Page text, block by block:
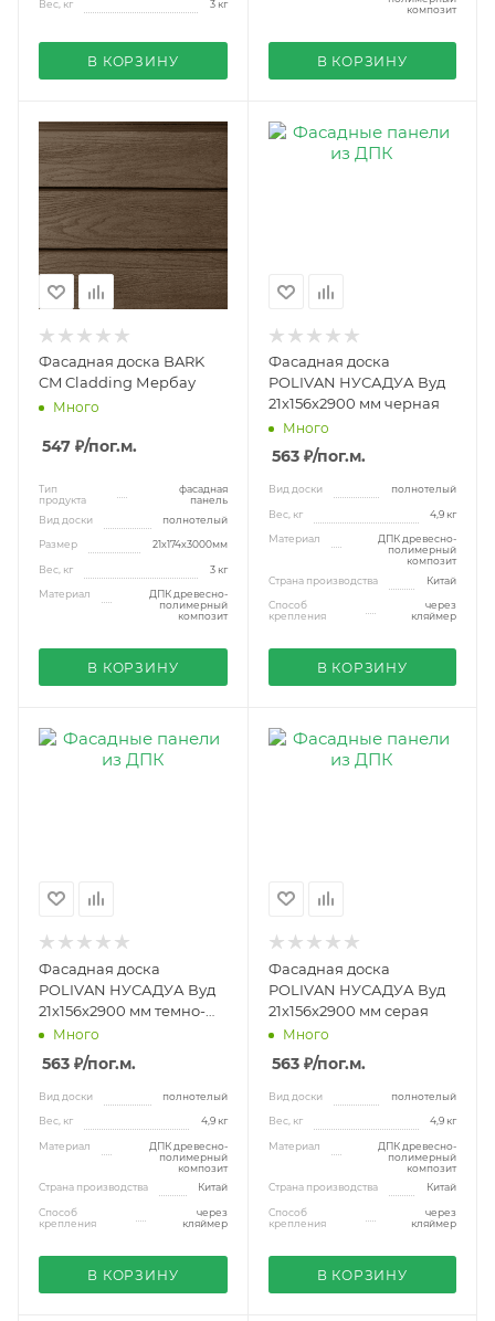
Вес, кг 3 кг
В КОРЗИНУ
композит
В КОРЗИНУ
Фасадная доска BARK
CM Cladding Мербау
Много
547 ₽/пог.м.
Тип
продукта
фасадная
панель
Вид доски
полнотелый
Размер 21x174x3000мм
Вес, кг 3 кг
Материал
ДПК древесно-
полимерный
композит
В КОРЗИНУ
Фасадная доска
POLIVAN НУСАДУА Вуд
21х156х2900 мм черная
Много
563 ₽/пог.м.
Вид доски полнотелый
Вес, кг 4,9 кг
Материал
ДПК древесно-
полимерный
композит
Страна производства
Китай
Способ
крепления
через
кляймер
В КОРЗИНУ
Фасадная доска
POLIVAN НУСАДУА Вуд
21х156х2900 мм темно-
коричневая
Много
563 ₽/пог.м.
Вид доски полнотелый
Вес, кг 4,9 кг
Материал
ДПК древесно-
полимерный
композит
Страна производства
Китай
Способ
крепления
через
кляймер
В КОРЗИНУ
Фасадная доска
POLIVAN НУСАДУА Вуд
21х156х2900 мм серая
Много
563 ₽/пог.м.
Вид доски полнотелый
Вес, кг 4,9 кг
Материал
ДПК древесно-
полимерный
композит
Страна производства
Китай
Способ
крепления
через
кляймер
В КОРЗИНУ